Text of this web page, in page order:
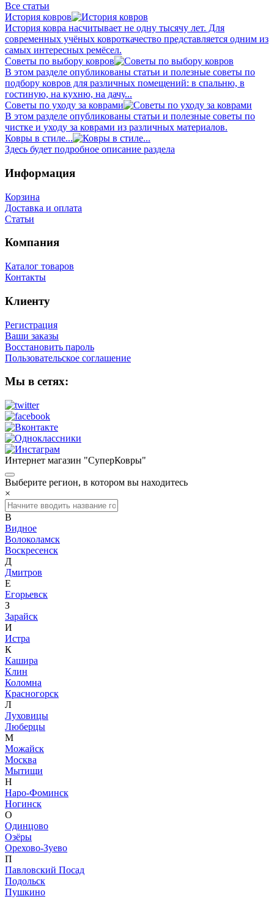
Все статьи
История ковров
История ковра насчитывает не одну тысячу лет. Для
современных учёных ковроткачество представляется одним из
самых интересных ремёсел.
Советы по выбору ковров
В этом разделе опубликованы статьи и полезные советы по
подбору ковров для различных помещений: в спальню, в
гостиную, на кухню, на дачу...
Советы по уходу за коврами
В этом разделе опубликованы статьи и полезные советы по
чистке и уходу за коврами из различных материалов.
Ковры в стиле...
Здесь будет подробное описание раздела
Информация
Корзина
Доставка и оплата
Статьи
Компания
Каталог товаров
Контакты
Клиенту
Регистрация
Ваши заказы
Восстановить пароль
Пользовательское соглашение
Мы в сетях:
Интернет магазин "СуперКовры"
Выберите регион, в котором вы находитесь
×
В
Видное
Волоколамск
Воскресенск
Д
Дмитров
Е
Егорьевск
З
Зарайск
И
Истра
К
Кашира
Клин
Коломна
Красногорск
Л
Луховицы
Люберцы
М
Можайск
Москва
Мытищи
Н
Наро-Фоминск
Ногинск
О
Одинцово
Озёры
Орехово-Зуево
П
Павловский Посад
Подольск
Пушкино